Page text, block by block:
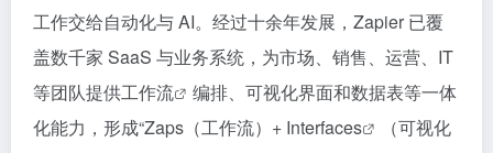
工作交给自动化与 AI。经过十余年发展，Zapier 已覆
盖数千家 SaaS 与业务系统，为市场、销售、运营、IT
等团队提供工作流
编排、可视化界面和数据表等一体
化能力，形成“Zaps（工作流）+ Interfaces
（可视化